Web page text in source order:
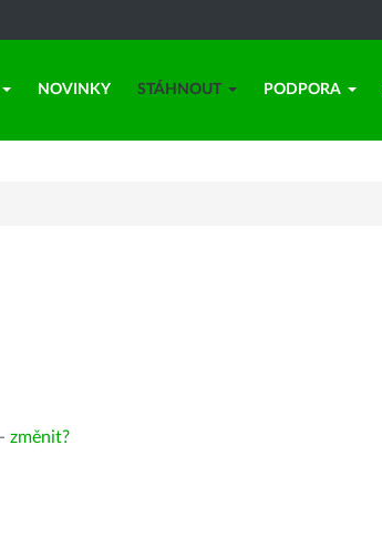
NOVINKY STÁHNOUT PODPORA
změnit?